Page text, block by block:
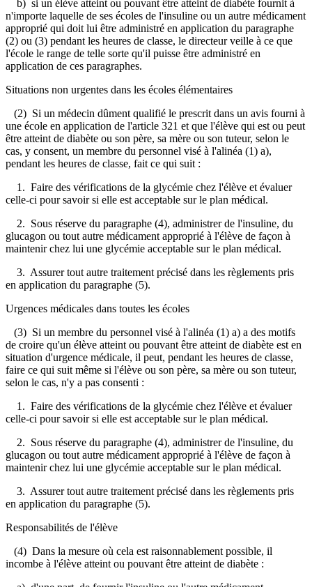
b) si un élève atteint ou pouvant être atteint de diabète fournit à
n'importe laquelle de ses écoles de l'insuline ou un autre médicament
approprié qui doit lui être administré en application du paragraphe
(2) ou (3) pendant les heures de classe, le directeur veille à ce que
l'école le range de telle sorte qu'il puisse être administré en
application de ces paragraphes.
Situations non urgentes dans les écoles élémentaires
(2) Si un médecin dûment qualifié le prescrit dans un avis fourni à
une école en application de l'article 321 et que l'élève qui est ou peut
être atteint de diabète ou son père, sa mère ou son tuteur, selon le
cas, y consent, un membre du personnel visé à l'alinéa (1) a),
pendant les heures de classe, fait ce qui suit :
1. Faire des vérifications de la glycémie chez l'élève et évaluer
celle-ci pour savoir si elle est acceptable sur le plan médical.
2. Sous réserve du paragraphe (4), administrer de l'insuline, du
glucagon ou tout autre médicament approprié à l'élève de façon à
maintenir chez lui une glycémie acceptable sur le plan médical.
3. Assurer tout autre traitement précisé dans les règlements pris
en application du paragraphe (5).
Urgences médicales dans toutes les écoles
(3) Si un membre du personnel visé à l'alinéa (1) a) a des motifs
de croire qu'un élève atteint ou pouvant être atteint de diabète est en
situation d'urgence médicale, il peut, pendant les heures de classe,
faire ce qui suit même si l'élève ou son père, sa mère ou son tuteur,
selon le cas, n'y a pas consenti :
1. Faire des vérifications de la glycémie chez l'élève et évaluer
celle-ci pour savoir si elle est acceptable sur le plan médical.
2. Sous réserve du paragraphe (4), administrer de l'insuline, du
glucagon ou tout autre médicament approprié à l'élève de façon à
maintenir chez lui une glycémie acceptable sur le plan médical.
3. Assurer tout autre traitement précisé dans les règlements pris
en application du paragraphe (5).
Responsabilités de l'élève
(4) Dans la mesure où cela est raisonnablement possible, il
incombe à l'élève atteint ou pouvant être atteint de diabète :